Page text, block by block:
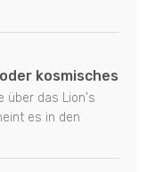
kosmisches
über das Lion's
es in den